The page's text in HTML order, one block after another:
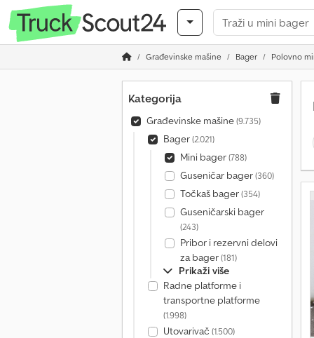
Građevinske mašine Bager Polovno
Kategorija
Građevinske mašine(9.735)
Bager(2.021)
Mini bager(788)
Guseničar bager(360)
Točkaš bager(354)
Guseničarski bager
(243)
Pribor i rezervni delovi
za bager(181)
Prikaži više
Radne platforme i
transportne platforme
(1.998)
Utovarivač (1.500)